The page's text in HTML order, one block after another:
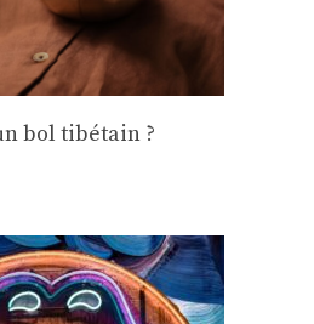
bol tibétain ?